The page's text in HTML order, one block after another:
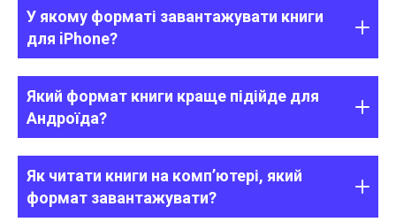
У якому форматі завантажувати книги
для iPhone?
Який формат книги краще підійде для
Андроїда?
Як читати книги на комп’ютері, який
формат завантажувати?